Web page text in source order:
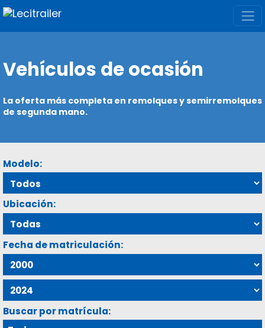
Vehículos de ocasión
La oferta más completa en remolques y semirremolques
de segunda mano.
Modelo:
Ubicación:
Fecha de matriculación:
Buscar por matrícula: